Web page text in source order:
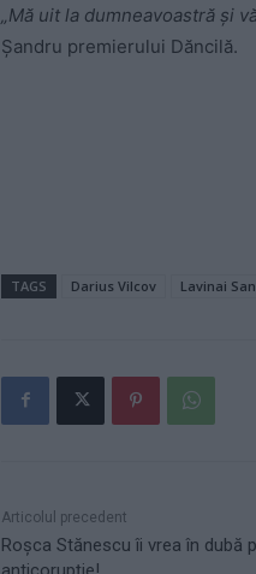
„Mă uit la dumneavoastră şi
Şandru premierului Dăncilă.
TAGS Darius Vilcov Lavinai
Articolul precedent
Roșca Stănescu îi vrea în dubă